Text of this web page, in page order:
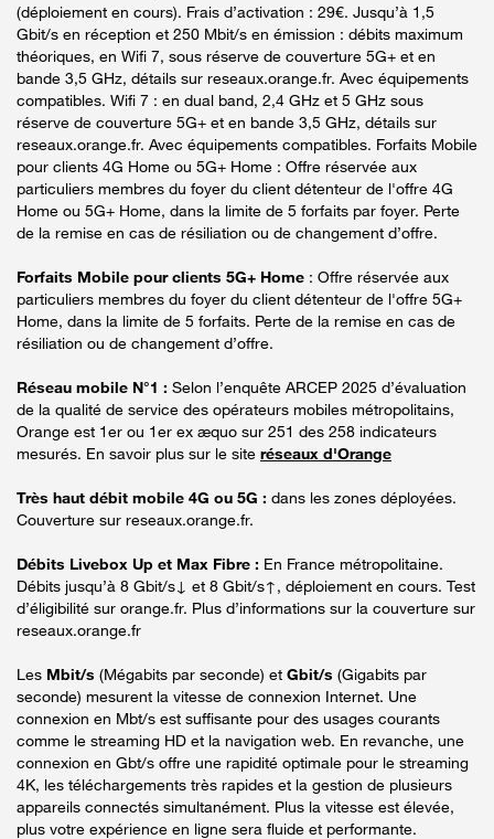
(déploiement en cours). Frais d’activation : 29€. Jusqu’à 1,5
Gbit/s en réception et 250 Mbit/s en émission : débits maximum
théoriques, en Wifi 7, sous réserve de couverture 5G+ et en
bande 3,5 GHz, détails sur reseaux.orange.fr. Avec équipements
compatibles. Wifi 7 : en dual band, 2,4 GHz et 5 GHz sous
réserve de couverture 5G+ et en bande 3,5 GHz, détails sur
reseaux.orange.fr. Avec équipements compatibles. Forfaits Mobile
pour clients 4G Home ou 5G+ Home : Offre réservée aux
particuliers membres du foyer du client détenteur de l'offre 4G
Home ou 5G+ Home, dans la limite de 5 forfaits par foyer. Perte
de la remise en cas de résiliation ou de changement d’offre.
Forfaits Mobile pour clients 5G+ Home : Offre réservée aux
particuliers membres du foyer du client détenteur de l'offre 5G+
Home, dans la limite de 5 forfaits. Perte de la remise en cas de
résiliation ou de changement d’offre.
Réseau mobile N°1 : Selon l’enquête ARCEP 2025 d’évaluation
de la qualité de service des opérateurs mobiles métropolitains,
Orange est 1er ou 1er ex æquo sur 251 des 258 indicateurs
mesurés. En savoir plus sur le site réseaux d'Orange
Très haut débit mobile 4G ou 5G : dans les zones déployées.
Couverture sur reseaux.orange.fr.
Débits Livebox Up et Max Fibre : En France métropolitaine.
Débits jusqu’à 8 Gbit/s↓ et 8 Gbit/s↑, déploiement en cours. Test
d’éligibilité sur orange.fr. Plus d’informations sur la couverture sur
reseaux.orange.fr
Les Mbit/s (Mégabits par seconde) et Gbit/s (Gigabits par
seconde) mesurent la vitesse de connexion Internet. Une
connexion en Mbt/s est suffisante pour des usages courants
comme le streaming HD et la navigation web. En revanche, une
connexion en Gbt/s offre une rapidité optimale pour le streaming
4K, les téléchargements très rapides et la gestion de plusieurs
appareils connectés simultanément. Plus la vitesse est élevée,
plus votre expérience en ligne sera fluide et performante.